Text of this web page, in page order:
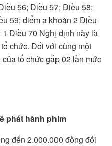
56; Điều 57; Điều 58;
59; điểm a khoản 2 Điều
Điều 70 Nghị định này là
chức. Đối với cùng một
tổ chức gấp 02 lần mức
phát hành phim
đến 2.000.000 đồng đối